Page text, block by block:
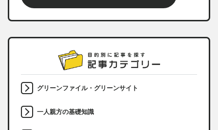
グリーンファイル・グリーンサイト
一人親方の基礎知識